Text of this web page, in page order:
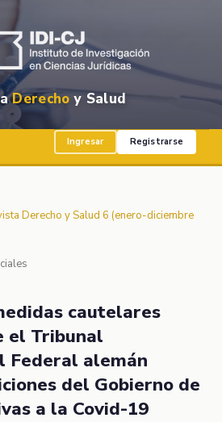
Derecho y Salud
Ingresar Registrarse
Derecho y Salud 6 (enero-diciembre
cautelares
el Tribunal
Federal alemán
del Gobierno de
a la Covid-19